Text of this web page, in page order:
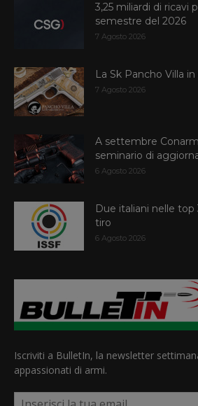
3,25 miliardi di ricavi
semestre del 2026
7 Agosto 2026
La Sk Pancho Villa
7 Agosto 2026
A settembre
seminario di
6 Agosto 2026
Due italiani nelle top
tiro
6 Agosto 2026
Iscriviti a BulletIn, la newsletter
appassionati di armi.